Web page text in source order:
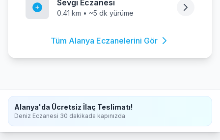
Sevgi Eczanesi
0.41 km • ~5 dk yürüme
Tüm Alanya Eczanelerini Gör
Alanya'da Ücretsiz İlaç Teslimatı!
Deniz Eczanesi 30 dakikada kapınızda